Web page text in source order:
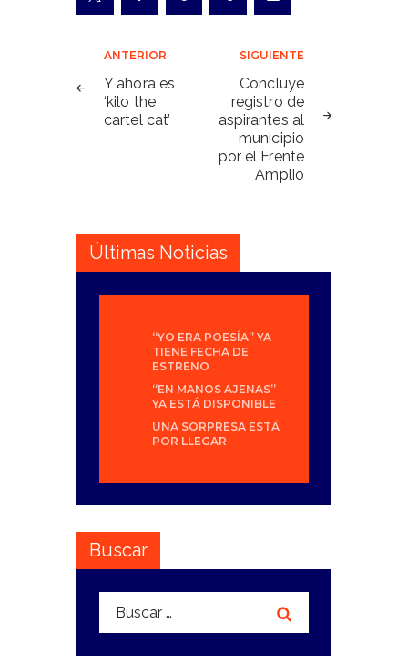
Navegación
de
entradas
ANTERIOR
Y ahora es
‘kilo the
cartel cat’
SIGUIENTE
Concluye
registro de
aspirantes al
municipio
por el Frente
Amplio
Últimas Noticias
“YO ERA POESÍA” YA
TIENE FECHA DE
ESTRENO
“EN MANOS AJENAS”
YA ESTÁ DISPONIBLE
UNA SORPRESA ESTÁ
POR LLEGAR
Buscar
Buscar: